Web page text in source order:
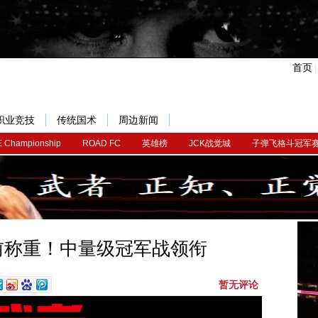
首页
Championship ROAD FC 英雄榜 JCK战觉城 子弹飞格斗冠军
业竞技 传统国术 周边新闻
重！中量级冠军战领衔
暂无评论